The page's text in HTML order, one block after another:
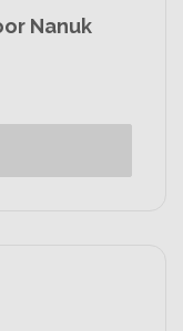
Nanuk